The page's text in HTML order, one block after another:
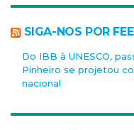
SIGA-NOS POR
Do IBB à UNESCO,
Pinheiro se projetou
nacional